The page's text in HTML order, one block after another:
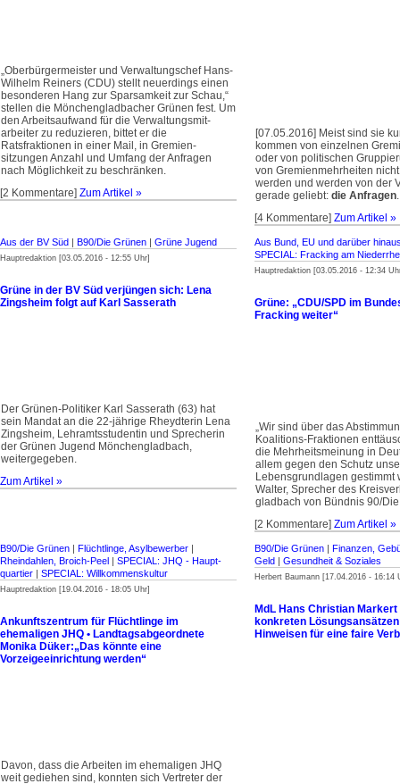
„Oberbürgermeister und Verwaltungschef Hans-
Wilhelm Reiners (CDU) stellt neuer­dings einen
besonderen Hang zur Sparsamkeit zur Schau,“
stellen die Mönchengladbacher Grünen fest. Um
den Arbeitsaufwand für die Verwaltungsmit­
arbeiter zu reduzieren, bittet er die
Ratsfraktionen in einer Mail, in Gremien­
sitzungen Anzahl und Umfang der Anfragen
nach Möglichkeit zu beschränken.
[2 Kommentare] Zum Artikel »
[07.05.2016] Meist sind sie
kommen von einzelnen
oder von politischen
von Gremienmehrheiten nicht
werden und werden von der
gerade geliebt: die Anfragen.
[4 Kommentare] Zum Artikel »
Aus der BV Süd | B90/Die Grünen | Grüne Jugend
Hauptredaktion [03.05.2016 - 12:55 Uhr]
Grüne in der BV Süd verjüngen sich: Lena
Zingsheim folgt auf Karl Sasserath
Der Grünen-Politiker Karl Sasserath (63) hat
sein Mandat an die 22-jährige Rheydterin Lena
Zingsheim, Lehramtsstudentin und Sprecherin
der Grünen Jugend Mönchengladbach,
weitergegeben.
Zum Artikel »
Aus Bund, EU und darüber
SPECIAL: Fracking am
Hauptredaktion [03.05.2016 - 12:34
Grüne: „CDU/SPD im
Fracking weiter“
„Wir sind über das
Koalitions-Fraktionen
die Mehrheitsmeinung in
allem gegen den Schutz
Lebensgrundlagen gestimmt
Walter, Sprecher des
gladbach von Bündnis 90/
[2 Kommentare] Zum Artikel »
B90/Die Grünen | Flüchtlinge, Asylbewerber |
Rheindahlen, Broich-Peel | SPECIAL: JHQ - Haupt­
quartier | SPECIAL: Willkommenskultur
Hauptredaktion [19.04.2016 - 18:05 Uhr]
Ankunftszentrum für Flüchtlinge im
ehemaligen JHQ • Landtagsabgeordnete
Monika Düker:„Das könnte eine
Vorzeigeeinrichtung werden“
Davon, dass die Arbeiten im ehemaligen JHQ
weit gediehen sind, konnten sich Vertreter der
B90/Die Grünen | Finanzen,
Geld | Gesundheit & Soziales
Herbert Baumann [17.04.2016 - 16:14
MdL Hans Christian Markert
konkreten
Hinweisen für eine faire